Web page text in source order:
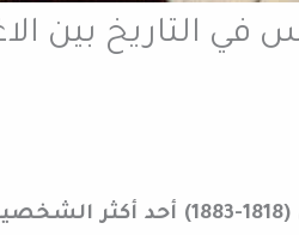
في التاريخ بين
تمهبد: يُعد كارل ماركس (1818-